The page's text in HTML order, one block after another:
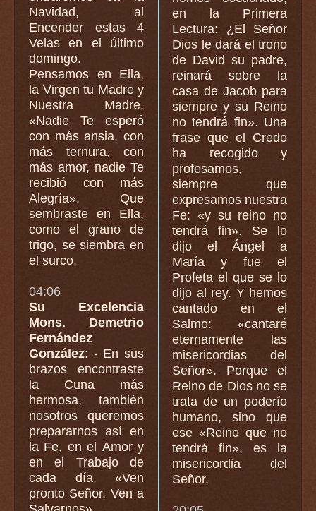
Navidad, al
Encender estas 4
Velas en el último
domingo.
Pensamos en Ella,
la Virgen tu Madre y
Nuestra Madre.
«Nadie Te esperó
con más ansia, con
más ternura, con
más amor, nadie Te
recibió con más
Alegría». Que
sembraste en Ella,
como el grano de
trigo, se siembra en
el surco.
04:06
Su Excelencia
Mons. Demetrio
Fernández
González: - En sus
brazos encontraste
la Cuna más
hermosa, también
nosotros queremos
prepararnos así en
la Fe, en el Amor y
en el Trabajo de
cada día. «Ven
pronto Señor, Ven a
en la Primera
Lectura: ¿El Señor
Dios le dará el trono
de David su padre,
reinará sobre la
casa de Jacob para
siempre y su Reino
no tendrá fin». Una
frase que el Credo
ha recogido y
profesamos,
siempre que
expresamos nuestra
Fe: «y su reino no
tendrá fin». Se lo
dijo el Ángel a
María y fue el
Profeta el que se lo
dijo al rey. Y hemos
cantado en el
Salmo: «cantaré
eternamente las
misericordias del
Señor». Porque el
Reino de Dios no se
trata de un poderío
humano, sino que
ese «Reino que no
tendrá fin», es la
misericordia del
Señor.